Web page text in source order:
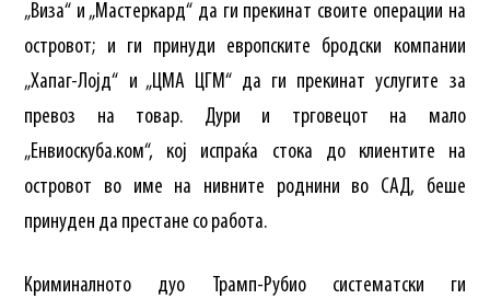
„Виза“ и „Мастеркард“ да ги прекинат своите операции на
островот; и ги принуди европските бродски компании
„Хапаг-Лојд“ и „ЦМА ЦГМ“ да ги прекинат услугите за
превоз на товар. Дури и трговецот на мало
„Енвиоскуба.ком“, кој испраќа стока до клиентите на
островот во име на нивните роднини во САД, беше
принуден да престане со работа.
Криминалното дуо Трамп-Рубио систематски ги